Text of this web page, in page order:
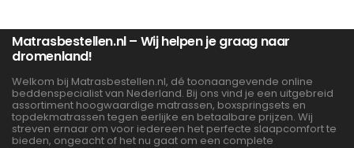
Matrasbestellen.nl – Wij helpen je graag naar
dromenland!
Welkom bij Matrasbestellen.nl, dé toonaangevende online
beddenspecialist van Nederland. Bij ons vind je een uitgebreid
assortiment hoogwaardige matrassen, boxspringsets en
topdekmatrassen tegen eerlijke en betaalbare prijzen. Wij
streven ernaar om voor iedereen het perfecte slaapcomfort te
bieden, ongeacht of het nu gaat om een complete